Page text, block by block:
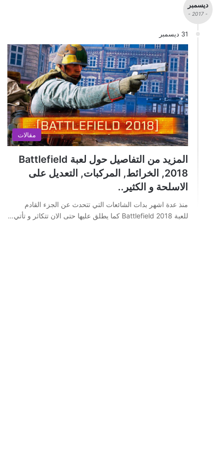
ديسمبر
- 2017 -
31 ديسمبر
مقالات
المزيد من التفاصيل حول لعبة Battlefield
2018, الخرائط, المركبات, التعديل على
الاسلحة و الكثير..
منذ عدة اشهر بدات الشائعات التي تتحدث عن الجزء القادم
للعبة Battlefield 2018 كما يطلق عليها حتى الان تتكاثر و تأتي…